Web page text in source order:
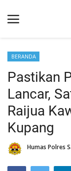
Home
Terms &
Reskrim
Binkam
Lantas
BERANDA
Pastikan
Lancar,
Raijua
Kupang
Humas Polres